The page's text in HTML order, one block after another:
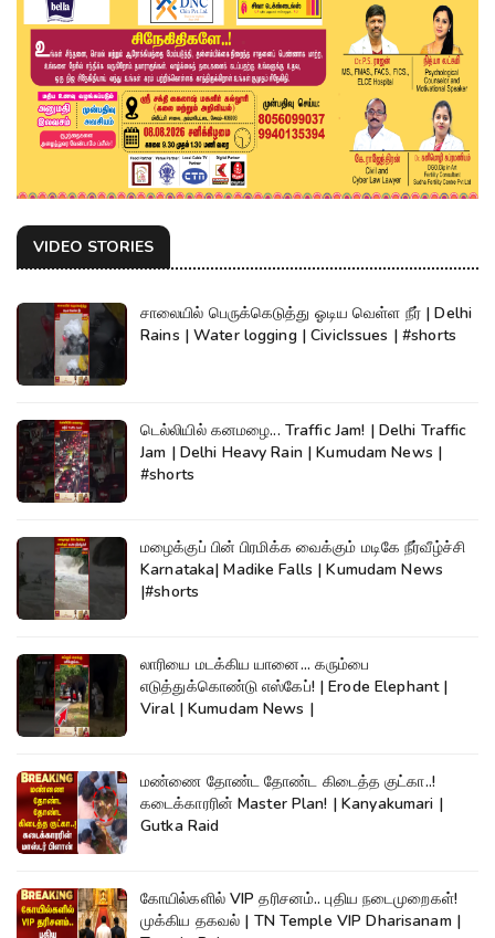
VIDEO STORIES
சாலையில் பெருக்கெடுத்து ஓடிய வெள்ள நீர் | Delhi
Rains | Water logging | CivicIssues | #shorts
டெல்லியில் கனமழை... Traffic Jam! | Delhi Traffic
Jam | Delhi Heavy Rain | Kumudam News |
#shorts
மழைக்குப் பின் பிரமிக்க வைக்கும் மடிகே நீர்வீழ்ச்சி
Karnataka| Madike Falls | Kumudam News
|#shorts
லாரியை மடக்கிய யானை... கரும்பை
எடுத்துக்கொண்டு எஸ்கேப்! | Erode Elephant |
Viral | Kumudam News |
மண்ணை தோண்ட தோண்ட கிடைத்த குட்கா..!
கடைக்காரரின் Master Plan! | Kanyakumari |
Gutka Raid
கோயில்களில் VIP தரிசனம்.. புதிய நடைமுறைகள்!
முக்கிய தகவல் | TN Temple VIP Dharisanam |